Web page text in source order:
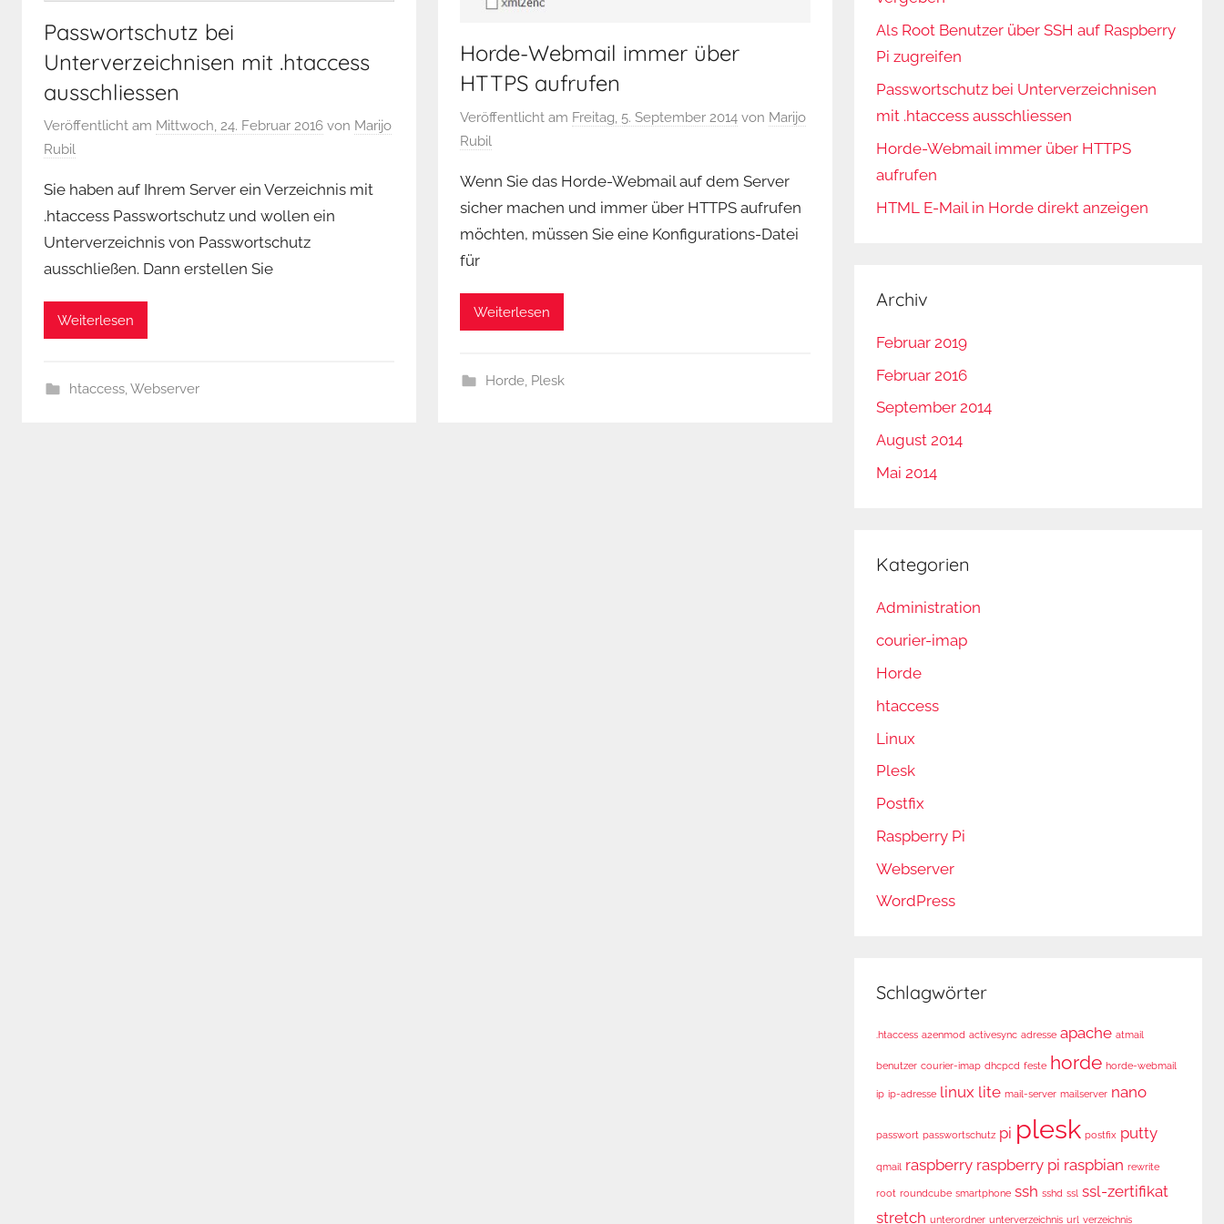
Passwortschutz bei
Unterverzeichnisen mit .htaccess
ausschliessen
Veröffentlicht am Mittwoch, 24. Februar 2016 von Marijo
Rubil
Sie haben auf Ihrem Server ein Verzeichnis mit
.htaccess Passwortschutz und wollen ein
Unterverzeichnis von Passwortschutz
ausschließen. Dann erstellen Sie
Weiterlesen
htaccess,Webserver
Horde-Webmail immer über
HTTPS aufrufen
Veröffentlicht am Freitag, 5. September 2014 von Marijo
Rubil
Wenn Sie das Horde-Webmail auf dem Server
sicher machen und immer über HTTPS aufrufen
möchten, müssen Sie eine Konfigurations-Datei
für
Weiterlesen
Horde, Plesk
Als Root Benutzer über SSH auf Raspberry
Pi zugreifen
Passwortschutz bei Unterverzeichnisen
mit .htaccess ausschliessen
Horde-Webmail immer über HTTPS
aufrufen
HTML E-Mail in Horde direkt anzeigen
Archiv
Februar 2019
Februar 2016
September 2014
August 2014
Mai 2014
Kategorien
Administration
courier-imap
Horde
htaccess
Linux
Plesk
Postfix
Raspberry Pi
Webserver
WordPress
Schlagwörter
.htaccess a2enmod activesync adresse apache atmail
benutzer courier-imap dhcpcd feste horde horde-webmail
ip ip-adresse linux lite mail-server mailserver nano
passwort passwortschutz pi plesk postfix putty
qmail raspberry raspberry pi raspbian rewrite
root roundcube smartphone ssh sshd ssl ssl-zertifikat
stretch unterordner unterverzeichnis url verzeichnis